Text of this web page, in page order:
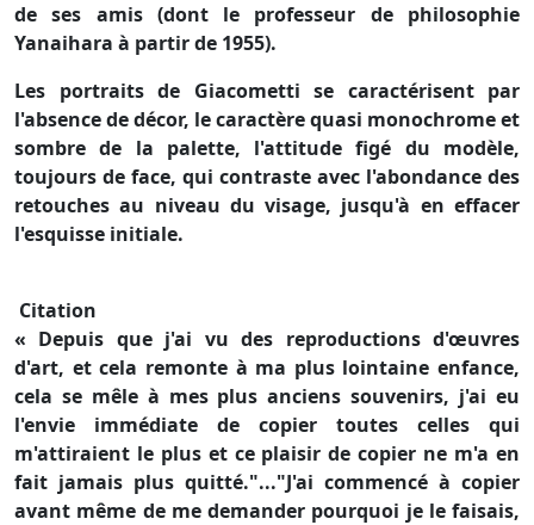
de ses amis (dont le professeur de philosophie
Yanaihara à partir de 1955).
Les portraits de Giacometti se caractérisent par
l'absence de décor, le caractère quasi monochrome et
sombre de la palette, l'attitude figé du modèle,
toujours de face, qui contraste avec l'abondance des
retouches au niveau du visage, jusqu'à en effacer
l'esquisse initiale.
Citation
« Depuis que j'ai vu des reproductions d'œuvres
d'art, et cela remonte à ma plus lointaine enfance,
cela se mêle à mes plus anciens souvenirs, j'ai eu
l'envie immédiate de copier toutes celles qui
m'attiraient le plus et ce plaisir de copier ne m'a en
fait jamais plus quitté."..."J'ai commencé à copier
avant même de me demander pourquoi je le faisais,